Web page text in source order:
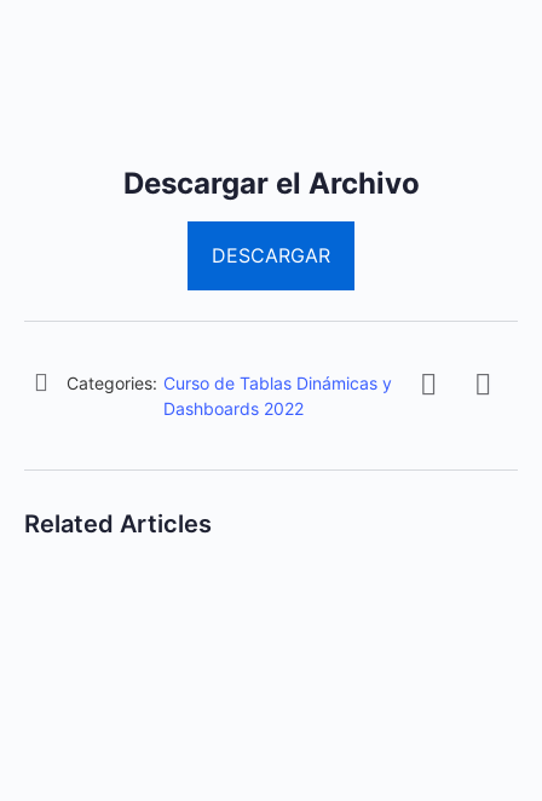
Descargar el Archivo
DESCARGAR
Categories: Curso de Tablas Dinámicas y
Dashboards 2022
Related Articles